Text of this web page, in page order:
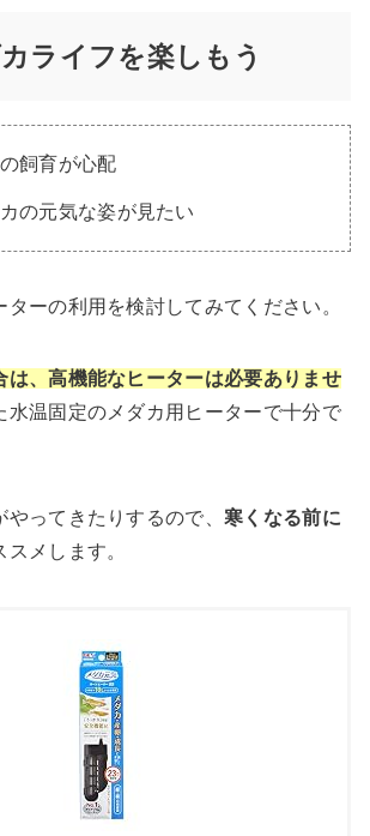
ライフを楽しもう
飼育が心配
の元気な姿が見たい
ターの利用を検討してみてください。
は、高機能なヒーターは必要ありませ
水温固定のメダカ用ヒーターで十分で
やってきたりするので、寒くなる前に
スメします。